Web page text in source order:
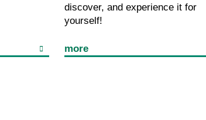
discover, and experience it for
yourself!
more